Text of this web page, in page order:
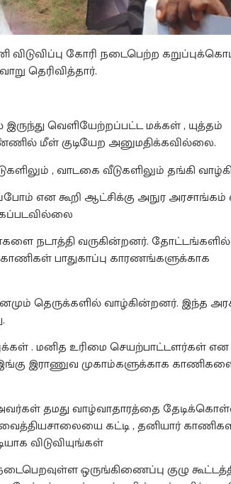
கோரி நடைபெற்ற
தெரிவித்தார்.
வெளியேற்றப்பட்ட மக்கள் , யுத்தம்
மீள் குடியேற அனுமதிக்கவில்லை.
, வாடகை வீடுகளிலும் தங்கி
என கூறி ஆட்சிக்கு அநுர அரசாங்கம்
நடாத்தி வருகின்றனர். தோட்டங்களில்
காணிகள் பாதுகாப்பு காரணங்களுக்காக
தெருக்களில் வாழ்கின்றனர். இந்த
. மனித உரிமை செயற்பாட்டளர்கள்
இராணுவ முகாம்களுக்காக
தமது வாழ்வாதாரத்தை
கட்டி , தனியார்
விடுவியுங்கள்
ஒருங்கிணைப்பு குழு